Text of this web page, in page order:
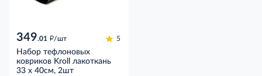
349.01 д/шт 5
Набор тефлоновых
ковриков Kroll лакоткань
33 x 40см, 2шт